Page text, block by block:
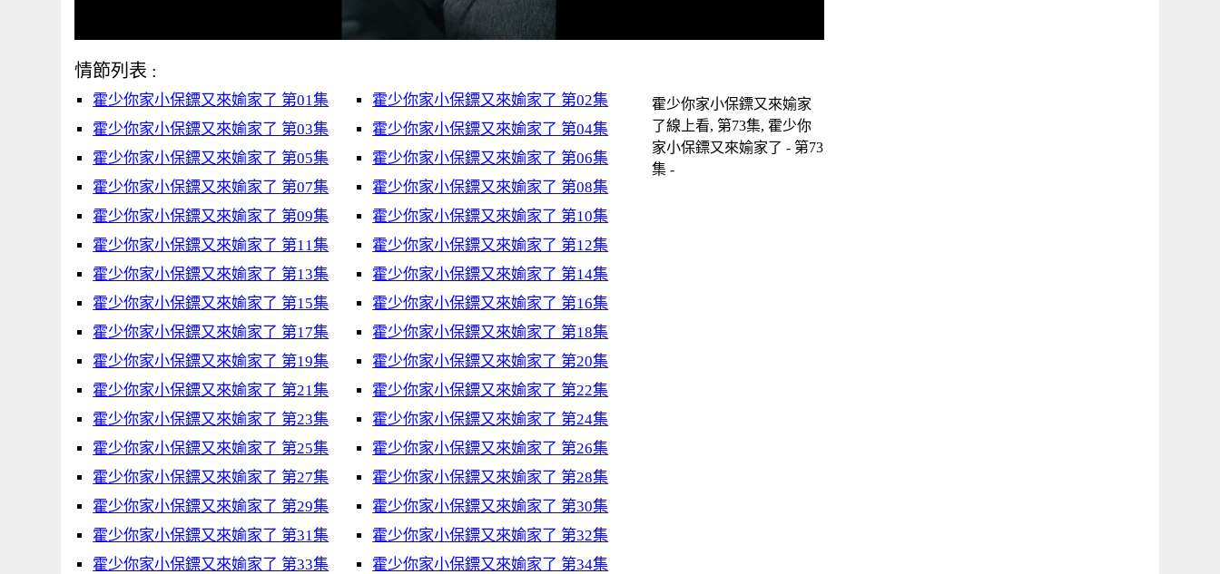
情節列表 :
霍少你家小保鏢又來媮家了 第01集
霍少你家小保鏢又來媮家了 第02集
霍少你家小保鏢又來媮家了 第03集
霍少你家小保鏢又來媮家了 第04集
霍少你家小保鏢又來媮家了 第05集
霍少你家小保鏢又來媮家了 第06集
霍少你家小保鏢又來媮家了 第07集
霍少你家小保鏢又來媮家了 第08集
霍少你家小保鏢又來媮家了 第09集
霍少你家小保鏢又來媮家了 第10集
霍少你家小保鏢又來媮家了 第11集
霍少你家小保鏢又來媮家了 第12集
霍少你家小保鏢又來媮家了 第13集
霍少你家小保鏢又來媮家了 第14集
霍少你家小保鏢又來媮家了 第15集
霍少你家小保鏢又來媮家了 第16集
霍少你家小保鏢又來媮家了 第17集
霍少你家小保鏢又來媮家了 第18集
霍少你家小保鏢又來媮家了 第19集
霍少你家小保鏢又來媮家了 第20集
霍少你家小保鏢又來媮家了 第21集
霍少你家小保鏢又來媮家了 第22集
霍少你家小保鏢又來媮家了 第23集
霍少你家小保鏢又來媮家了 第24集
霍少你家小保鏢又來媮家了 第25集
霍少你家小保鏢又來媮家了 第26集
霍少你家小保鏢又來媮家了 第27集
霍少你家小保鏢又來媮家了 第28集
霍少你家小保鏢又來媮家了 第29集
霍少你家小保鏢又來媮家了 第30集
霍少你家小保鏢又來媮家了 第31集
霍少你家小保鏢又來媮家了 第32集
霍少你家小保鏢又來媮家了 第33集
霍少你家小保鏢又來媮家了 第34集
霍少你家小保鏢又來媮家
了線上看, 第73集, 霍少你
家小保鏢又來媮家了 - 第73
集 -